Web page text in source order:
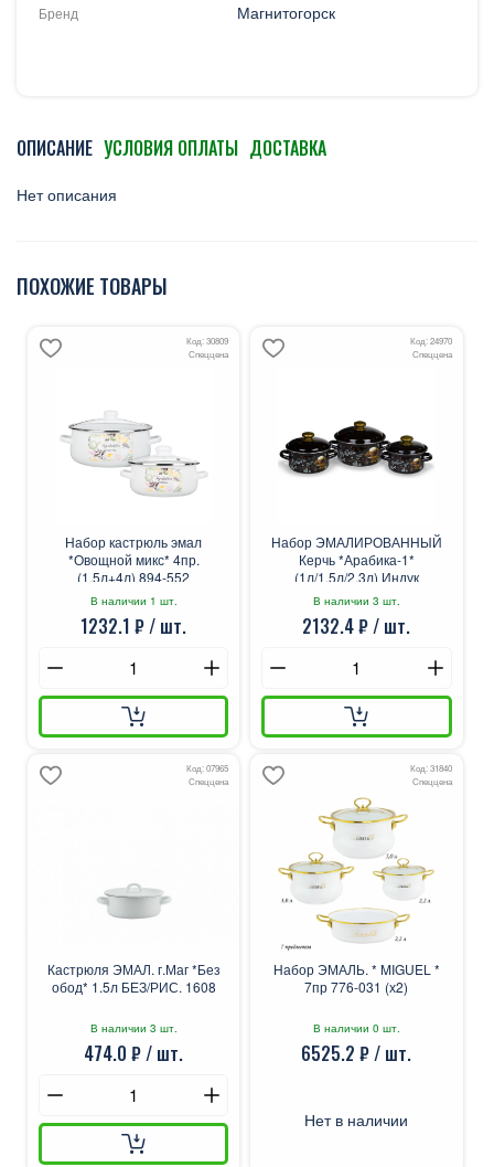
Бренд Магнитогорск
ОПИСАНИЕ УСЛОВИЯ ОПЛАТЫ ДОСТАВКА
Нет описания
ПОХОЖИЕ ТОВАРЫ
Код: 30809
Спеццена
Набор кастрюль эмал
*Овощной микс* 4пр.
(1.5л+4л) 894-552
В наличии 1 шт.
1232.1 ₽ / шт.
Код: 24970
Спеццена
Набор ЭМАЛИРОВАННЫЙ
Керчь *Арабика-1*
(1л/1,5л/2,3л) Индук
В наличии 3 шт.
2132.4 ₽ / шт.
Код: 07965
Спеццена
Кастрюля ЭМАЛ. г.Маг *Без
обод* 1.5л БЕЗ/РИС. 1608
В наличии 3 шт.
474.0 ₽ / шт.
Код: 31840
Спеццена
Набор ЭМАЛЬ. * MIGUEL *
7пр 776-031 (х2)
В наличии 0 шт.
6525.2 ₽ / шт.
Нет в наличии